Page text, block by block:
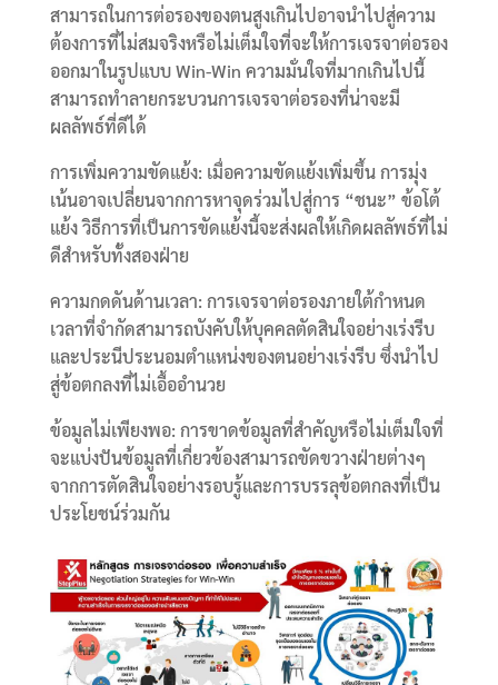
สามารถในการต่อรองของตนสูงเกินไปอาจนำไปสู่ความ
ต้องการที่ไม่สมจริงหรือไม่เต็มใจที่จะให้การเจรจาต่อรอง
ออกมาในรูปแบบ Win-Win ความมั่นใจที่มากเกินไปนี้
สามารถทำลายกระบวนการเจรจาต่อรองที่น่าจะมี
ผลลัพธ์ที่ดีได้
การเพิ่มความขัดแย้ง: เมื่อความขัดแย้งเพิ่มขึ้น การมุ่ง
เน้นอาจเปลี่ยนจากการหาจุดร่วมไปสู่การ “ชนะ” ข้อโต้
แย้ง วิธีการที่เป็นการขัดแย้งนี้จะส่งผลให้เกิดผลลัพธ์ที่ไม่
ดีสำหรับทั้งสองฝ่าย
ความกดดันด้านเวลา: การเจรจาต่อรองภายใต้กำหนด
เวลาที่จำกัดสามารถบังคับให้บุคคลตัดสินใจอย่างเร่งรีบ
และประนีประนอมตำแหน่งของตนอย่างเร่งรีบ ซึ่งนำไป
สู่ข้อตกลงที่ไม่เอื้ออำนวย
ข้อมูลไม่เพียงพอ: การขาดข้อมูลที่สำคัญหรือไม่เต็มใจที่
จะแบ่งปันข้อมูลที่เกี่ยวข้องสามารถขัดขวางฝ่ายต่างๆ
จากการตัดสินใจอย่างรอบรู้และการบรรลุข้อตกลงที่เป็น
ประโยชน์ร่วมกัน